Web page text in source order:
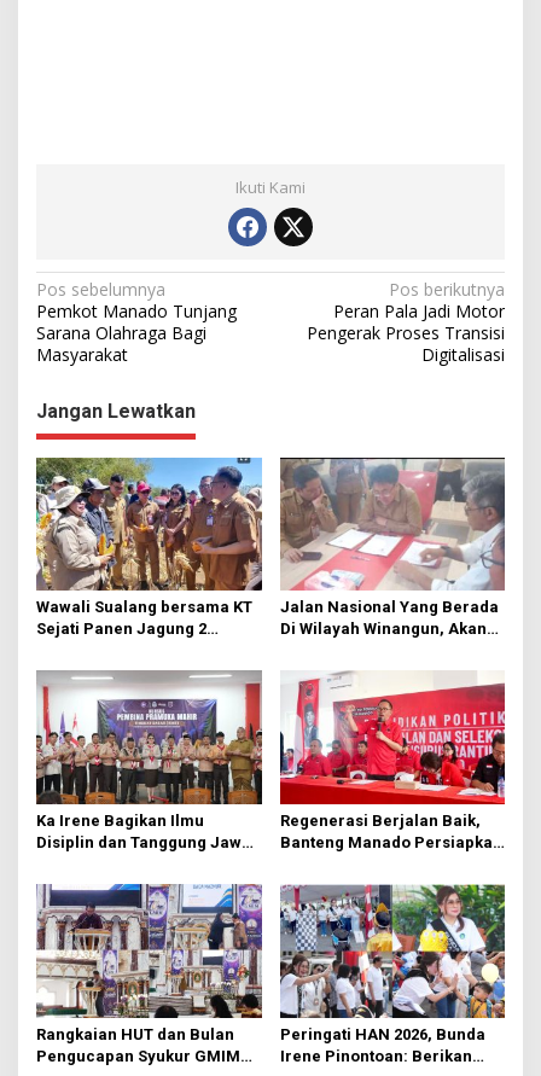
Ikuti Kami
N
a
v
i
g
a
s
i
p
o
s
Pos sebelumnya
Pemkot Manado Tunjang
Sarana Olahraga Bagi
Masyarakat
Pos berikutnya
Peran Pala Jadi Motor
Pengerak Proses Transisi
Digitalisasi
Jangan Lewatkan
Wawali Sualang bersama KT
Sejati Panen Jagung 2
Jalan Nasional Yang Berada
Di Wilayah Winangun, Akan
Ka Irene Bagikan Ilmu
Disiplin dan Tanggung Jawab
Manado
Regenerasi Berjalan Baik,
Banteng Manado Persiapkan
Rumput
Rangkaian HUT dan Bulan
Pengucapan Syukur GMIM
Peringati HAN 2026, Bunda
Irene Pinontoan: Berikan